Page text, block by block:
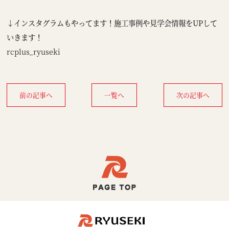
↓インスタグラムもやってます！施工事例や見学会情報をUPして
いきます！
rcplus_ryuseki
前の記事へ 一覧へ 次の記事へ